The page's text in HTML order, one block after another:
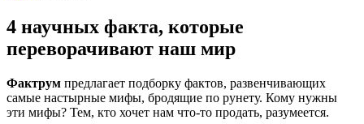
4 научных факта, которые
переворачивают наш мир
Фактрум предлагает подборку фактов, развенчивающих
самые настырные мифы, бродящие по рунету. Кому нужны
эти мифы? Тем, кто хочет нам что-то продать, разумеется.